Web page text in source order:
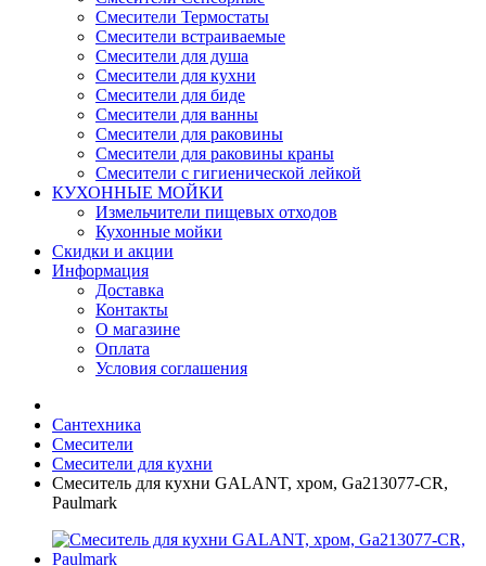
Смесители Термостаты
Смесители встраиваемые
Смесители для душа
Смесители для кухни
Смесители для биде
Смесители для ванны
Смесители для раковины
Смесители для раковины краны
Смесители с гигиенической лейкой
КУХОННЫЕ МОЙКИ
Измельчители пищевых отходов
Кухонные мойки
Скидки и акции
Информация
Доставка
Контакты
О магазине
Оплата
Условия соглашения
Сантехника
Смесители
Смесители для кухни
Смеситель для кухни GALANT, хром, Ga213077-CR,
Paulmark